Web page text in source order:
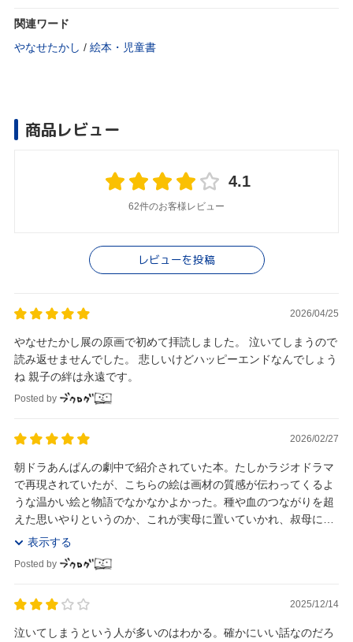
関連ワード
やなせたかし / 絵本・児童書
商品レビュー
4.1
62件のお客様レビュー
レビューを投稿
2026/04/25
やなせたかし展の原画で初めて拝読しました。 泣いてしまうので
読み返せませんでした。 悲しいけどハッピーエンドなんでしょう
ね 親子の絆は永遠です。
Posted by
2026/02/27
朝ドラあんぱんの劇中で紹介されていた本。たしかラジオドラマ
で再現されていたが、こちらの絵は画材の質感が伝わってくるよ
うな温かい絵と物語でなかなかよかった。種や血のつながりを超
えた思いやりというのか、これが実母に置いていかれ、叔母に育
てられたやなせさんが描いたものだと思うと、大変切...
表示する
Posted by
2025/12/14
泣いてしまうという人が多いのはわかる。確かにいい話なのだろ